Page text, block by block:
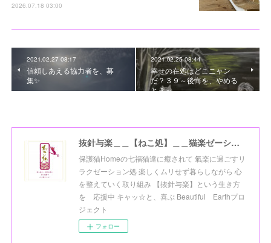
2026.07.18 03:00
2021.02.27 08:17
信頼しあえる協力者を、募
集✨
2021.02.25 08:44
幸せの在処はどこニャン
だ？３９～後悔を、やめる
とき～
抜針与楽＿＿【ねこ処】＿＿猫楽ゼーションHome☆
保護猫Homeの七福猫達に癒されて 氣楽に過ごすリ
ラクゼーション処 楽しくムリせず暮らしながら 心
を整えていく取り組み 【抜針与楽】という生き方
を 応援中 キャッ☆と、喜ぶ Beautiful Earthプロ
ジェクト
フォロー